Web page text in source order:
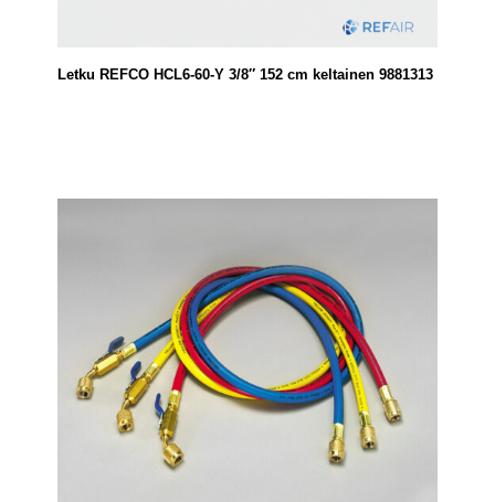
Letku REFCO HCL6-60-Y 3/8″ 152 cm keltainen 9881313